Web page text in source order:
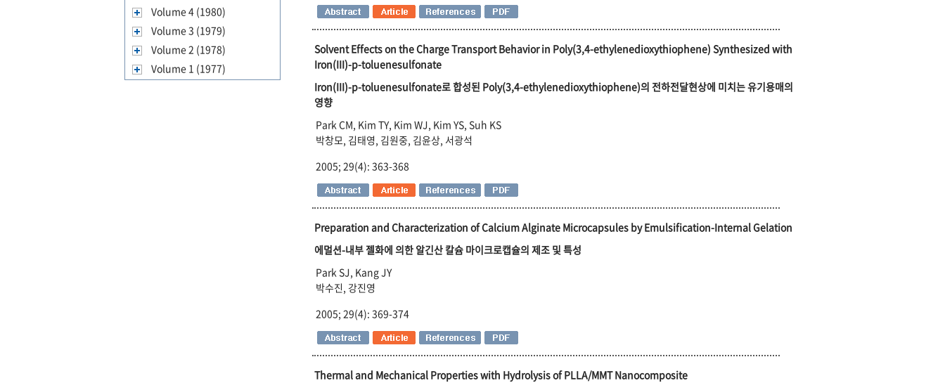
Volume 4 (1980)
Volume 3 (1979)
Volume 2 (1978)
Volume 1 (1977)
Solvent Effects on the Charge Transport Behavior in Poly(3,4-ethylenedioxythiophene) Synthesized with
Iron(III)-p-toluenesulfonate
Iron(III)-p-toluenesulfonate로 합성된 Poly(3,4-ethylenedioxythiophene)의 전하전달현상에 미치는 유기용매의
영향
Park CM, Kim TY, Kim WJ, Kim YS, Suh KS
박창모, 김태영, 김원중, 김윤상, 서광석
2005; 29(4): 363-368
Preparation and Characterization of Calcium Alginate Microcapsules by Emulsification-Internal Gelation
에멀션-내부 젤화에 의한 알긴산 칼슘 마이크로캡슐의 제조 및 특성
Park SJ, Kang JY
박수진, 강진영
2005; 29(4): 369-374
Thermal and Mechanical Properties with Hydrolysis of PLLA/MMT Nanocomposite